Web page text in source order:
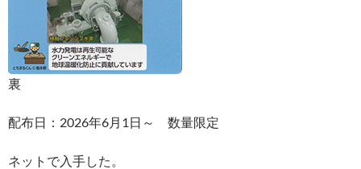
裏
配布日：2026年6月1日～ 数量限定
ネットで入手した。